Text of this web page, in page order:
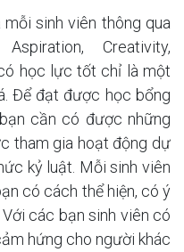
sinh viên thông qua
Creativity,
học lực tốt chỉ là một
Để đạt được học bổng
cần có được những
tham gia hoạt động dự
kỷ luật. Mỗi sinh viên
có cách thể hiện, có ý
các bạn sinh viên có
hứng cho người khác